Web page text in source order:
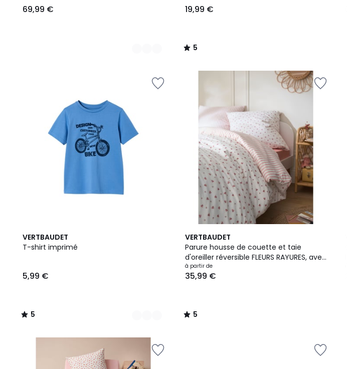
69,99 € 19,99 €
5
/
VERTBAUDET
T-shirt imprimé
5,99 €
5
/
6
Couleurs
5
/
VERTBAUDET
Parure housse de couette et taie
d'oreiller réversible FLEURS RAYURES, avec
coton recyclé
à partir de
35,99 €
5
/
5
5
/